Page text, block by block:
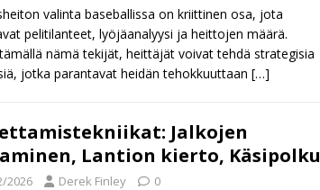
valinta baseballissa on kriittinen osa, jota
pelitilanteet, lyöjäanalyysi ja heittojen määrä.
nämä tekijät, heittäjät voivat tehdä strategisia
jotka parantavat heidän tehokkuuttaan […]
Jalkojen
Lantion kierto, Käsipolku
2026 Derek Finley 0